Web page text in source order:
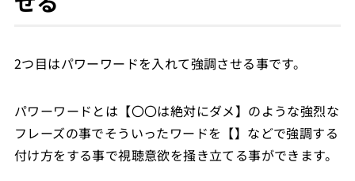
2つ目はパワーワードを入れて強調させる事です。
パワーワードとは【〇〇は絶対にダメ】のような強烈な
フレーズの事でそういったワードを【】などで強調する
付け方をする事で視聴意欲を掻き立てる事ができます。